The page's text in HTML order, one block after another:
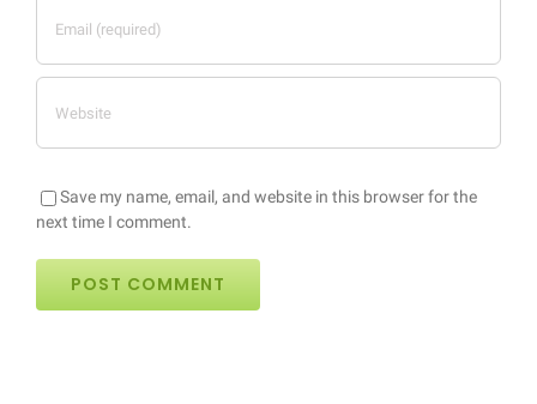
Save my name, email, and website in this browser for the
next time I comment.